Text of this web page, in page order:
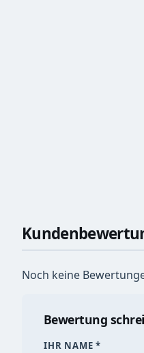
Noch keine
Bewertung
IHR NAME *